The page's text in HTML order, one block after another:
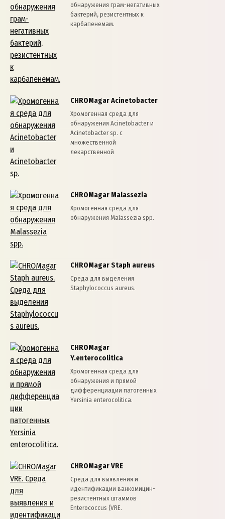
обнаружения грам-негативных
бактерий, резистентных к
карбапенемам.
CHROMagar Acinetobacter
Хромогенная среда для
обнаружения Acinetobacter и
Acinetobacter sp. с
множественной
лекарственной
CHROMagar Malassezia
Хромогенная среда для
обнаружения Malassezia spp.
CHROMagar Staph aureus
Среда для выделения
Staphylococcus aureus.
CHROMagar
Y.enterocolitica
Хромогенная среда для
обнаружения и прямой
дифференциации патогенных
Yersinia enterocolitica.
CHROMagar VRE
Cреда для выявления и
идентификации ванкомицин-
резистентных штаммов
Enterococcus (VRE.